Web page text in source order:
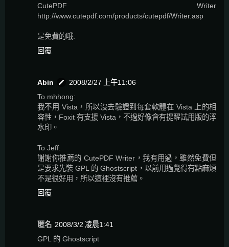
CutePDF Writer
http://www.cutepdf.com/products/cutepdf/Writer.asp
是免費的哦.
回覆
Abin
2008/2/27 上午11:06
To mhhong:
我不用 Vista，所以沒去驗證到每套軟體在 Vista 上的相
容性，Foxit 有支援 Vista，不過好像會有提醒試用版的浮
水印。
To Jeff:
謝謝你推薦的 CutePDF Writer，我有用過，雖然免費但
是要求先裝 GPL 的 Ghostscript，以前用過覺得有點麻煩
不是很好用，所以這裡沒有推薦。
回覆
匿名 2008/3/2 凌晨1:41
GPL 的 Ghostscript